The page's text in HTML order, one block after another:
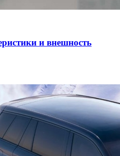
и внешность